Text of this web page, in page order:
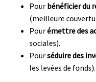
Pour bénéficier du
(meilleure
Pourémettre des
sociales).
Pourséduire des
les levées de fonds).